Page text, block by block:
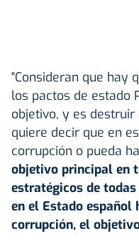
"Consideran que hay
los pactos de estado
objetivo, y es destruir
quiere decir que en
corrupción o pueda
objetivo principal en
estratégicos de
en el Estado español
corrupción, el